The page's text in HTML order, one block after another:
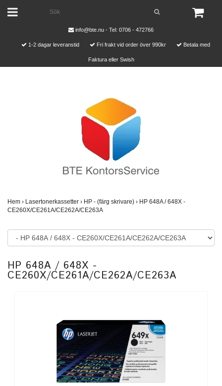
info@bte.nu - Tel: 0706 - 472766
1-2 dagar leveranstid Fri frakt vid order över 990kr Betala med
Faktura eller Swish
Hem › Lasertonerkassetter › HP - (färg skrivare) › HP 648A / 648X -
CE260X/CE261A/CE262A/CE263A
HP 648A / 648X -
CE260X/CE261A/CE262A/CE263A